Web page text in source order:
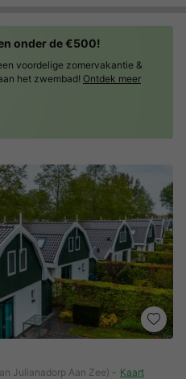
Julianadorp Aan Zee) Kaart
onder de €500!
voordelige zomervakantie &
het zwembad! Ontdek meer